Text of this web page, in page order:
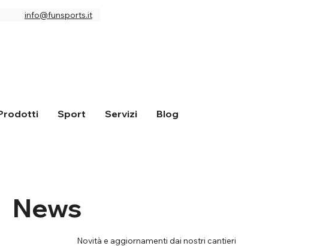
info@funsports.it
Sport Servizi Blog
News
Novità e aggiornamenti dai nostri cantieri